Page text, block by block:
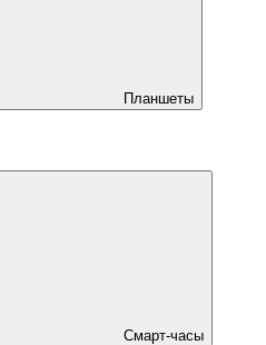
Планшеты
Смарт-часы